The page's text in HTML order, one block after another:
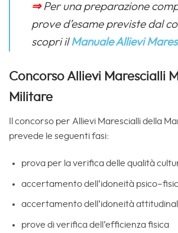
⇒Per una preparazione
prove d’esame previste dal
scopri ilManuale Allievi
Concorso Allievi Marescialli
Militare
Il concorso per Allievi Marescialli della
prevede le seguenti fasi:
prova per la verifica delle qualità
accertamento dell’idoneità
accertamento dell’idoneità
prove di verifica dell’efficienza fisica